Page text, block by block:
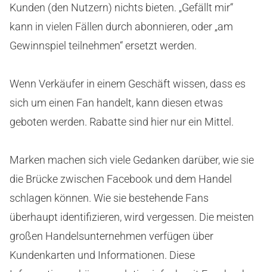
Kunden (den Nutzern) nichts bieten. „Gefällt mir“
kann in vielen Fällen durch abonnieren, oder „am
Gewinnspiel teilnehmen“ ersetzt werden.
Wenn Verkäufer in einem Geschäft wissen, dass es
sich um einen Fan handelt, kann diesen etwas
geboten werden. Rabatte sind hier nur ein Mittel.
Marken machen sich viele Gedanken darüber, wie sie
die Brücke zwischen Facebook und dem Handel
schlagen können. Wie sie bestehende Fans
überhaupt identifizieren, wird vergessen. Die meisten
großen Handelsunternehmen verfügen über
Kundenkarten und Informationen. Diese